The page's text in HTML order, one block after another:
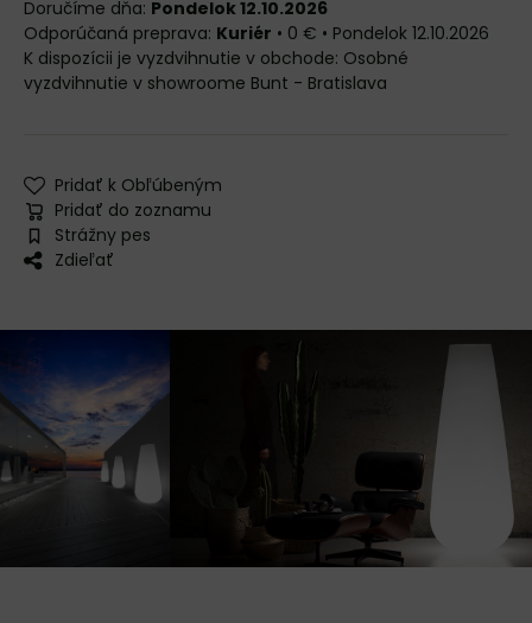
Doručíme dňa: Pondelok 12.10.2026
Kuriér • 0 € • Pondelok 12.10.2026
Osobné
vyzdvihnutie v showroome Bunt - Bratislava
Pridať k Obľúbeným
Pridať do zoznamu
Strážny pes
Zdieľať